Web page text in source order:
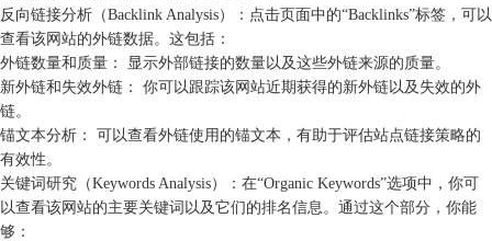
反向链接分析（Backlink Analysis）：点击页面中的“Backlinks”标签，可以
查看该网站的外链数据。这包括：
外链数量和质量： 显示外部链接的数量以及这些外链来源的质量。
新外链和失效外链： 你可以跟踪该网站近期获得的新外链以及失效的外
链。
锚文本分析： 可以查看外链使用的锚文本，有助于评估站点链接策略的
有效性。
关键词研究（Keywords Analysis）：在“Organic Keywords”选项中，你可
以查看该网站的主要关键词以及它们的排名信息。通过这个部分，你能
够：